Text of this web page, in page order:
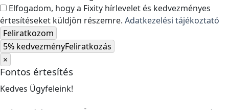
Elfogadom, hogy a Fixity hírlevelet és kedvezményes
értesítéseket küldjön részemre. Adatkezelési tájékoztató
Feliratkozom
5% kedvezményFeliratkozás
×
Fontos értesítés
Kedves Ügyfeleink!